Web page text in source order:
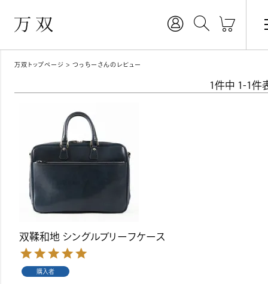
万双トップページ つっちーさんのレビュー
1件中 1-1件
双鞣和地 シングルブリーフケース
購入者